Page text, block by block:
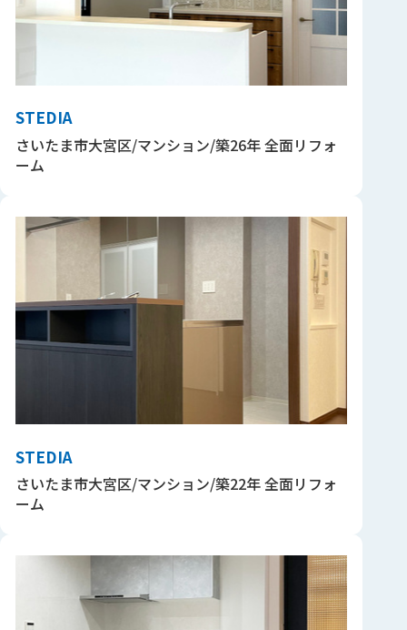
STEDIA
さいたま市大宮区/マンション/築26年 全面リフォ
ーム
STEDIA
さいたま市大宮区/マンション/築22年 全面リフォ
ーム